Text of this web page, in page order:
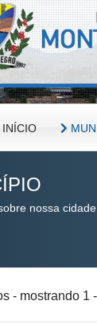
INÍCIO
nossa cidade
- mostrando 1